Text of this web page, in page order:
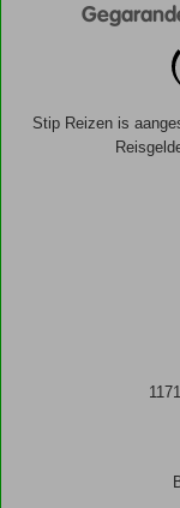
Stip Reizen is